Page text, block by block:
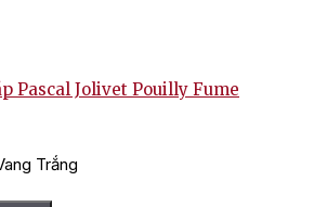
Pascal Jolivet Pouilly Fume
Trắng